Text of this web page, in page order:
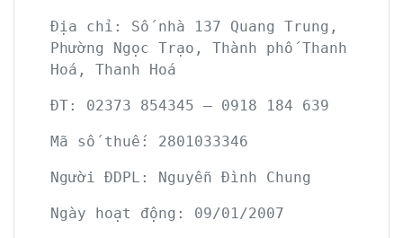
Địa chỉ:
Số nhà 137 Quang Trung,
Phường Ngọc Trạo, Thành phố Thanh
Hoá, Thanh Hoá
ĐT: 02373 854345 – 0918 184 639
Mã số thuế: 2801033346
Người ĐDPL: Nguyễn Đình Chung
Ngày hoạt động: 09/01/2007